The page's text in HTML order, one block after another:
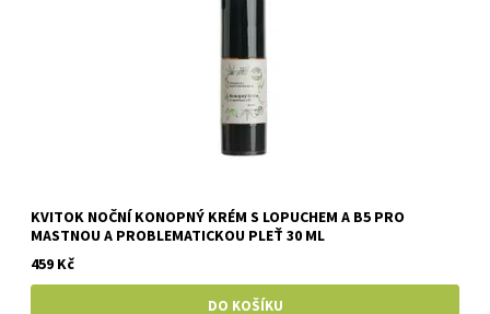
KVITOK NOČNÍ KONOPNÝ KRÉM S LOPUCHEM A B5 PRO
MASTNOU A PROBLEMATICKOU PLEŤ 30 ML
459 Kč